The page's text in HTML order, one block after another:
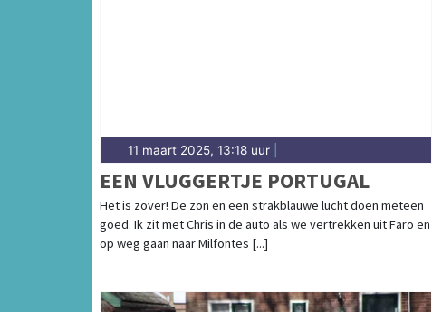
11 maart 2025, 13:18 uur
EEN VLUGGERTJE PORTUGAL
Het is zover! De zon en een strakblauwe lucht doen meteen
goed. Ik zit met Chris in de auto als we vertrekken uit Faro en
op weg gaan naar Milfontes [...]